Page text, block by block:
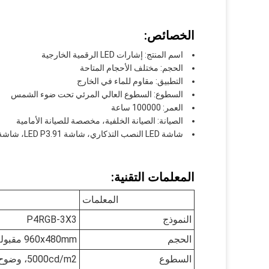
الخصائص:
اسم المنتج: إشارات LED الرقمية الخارجية
الحجم: مختلف الأحجام المتاحة
التطبيق: مقاوم للماء في الخارج
السطوع: السطوع العالي المرئي تحت ضوء الشمس
العمر: 100000 ساعة
الصيانة: الصيانة الخلفية، مخصصة للصيانة الأمامية
شاشة LED النصب التذكاري، شاشة LED P3.91، شاشة LED للإعلانات الخارجية
المعلمات التقنية:
المعلمات
النموذج
P4RGB-3X3
الحجم
960x480mm مقبولة لخصيص
السطوع
5000cd/m2، وضوح عالية مرئية تحت ضوء الشمس